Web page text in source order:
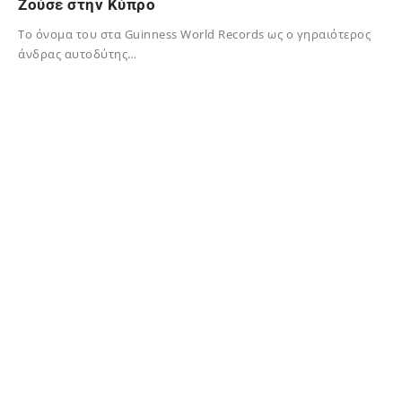
Zούσε στην Κύπρο
Το όνομα του στα Guinness World Records ως ο γηραιότερος
άνδρας αυτοδύτης…